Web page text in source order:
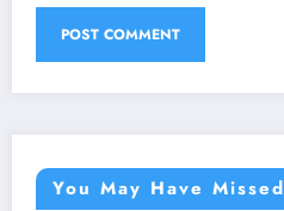
You May Have Missed